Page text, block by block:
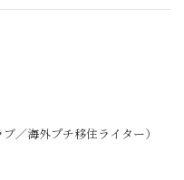
／海外プチ移住ライター）